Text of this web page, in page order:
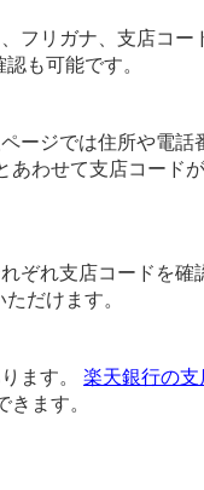
フリガナ、支店コー
も可能です。
ージでは住所や電話
あわせて支店コード
ぞれ支店コードを確
だけます。
ります。楽天銀行の
きます。